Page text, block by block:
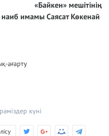
«Байкен» мешітінің
имамы Саясат Көкенай
ағарту
күні